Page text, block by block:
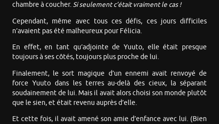
chambre à coucher.Si seulement c’était vraiment le cas !
Cependant, même avec tous ces défis, ces jours difficiles
n’avaient pas été malheureux pour Félicia.
En effet, en tant qu’adjointe de Yuuto, elle était presque
toujours à ses côtés, toujours plus proche de lui.
Finalement, le sort magique d’un ennemi avait renvoyé de
force Yuuto dans les terres au-delà des cieux, la séparant
soudainement de lui. Mais il avait alors choisi son monde plutôt
que le sien, et était revenu auprès d’elle.
Et cette fois, il avait amené son amie d’enfance avec lui. (Bien